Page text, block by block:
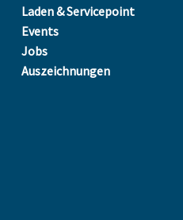
Laden & Servicepoint
Events
Jobs
Auszeichnungen